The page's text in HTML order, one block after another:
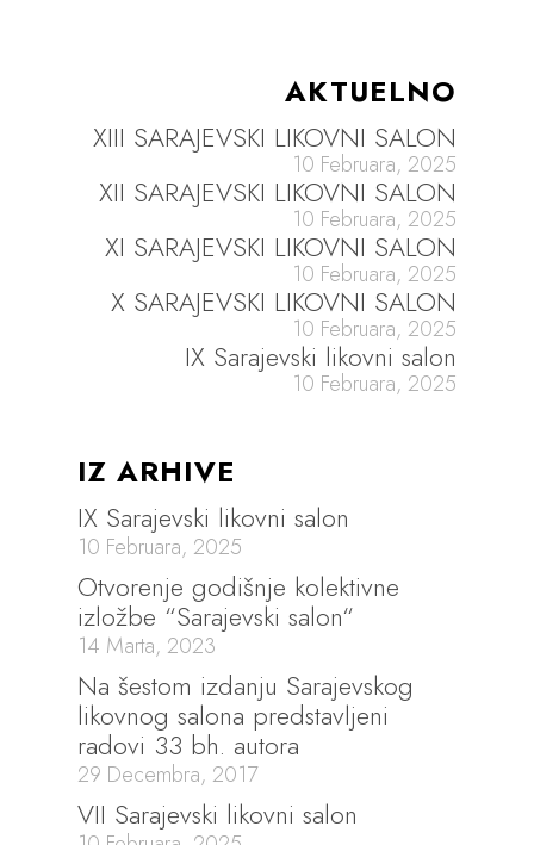
AKTUELNO
XIII SARAJEVSKI LIKOVNI SALON
10 Februara, 2025
XII SARAJEVSKI LIKOVNI SALON
10 Februara, 2025
XI SARAJEVSKI LIKOVNI SALON
10 Februara, 2025
X SARAJEVSKI LIKOVNI SALON
10 Februara, 2025
IX Sarajevski likovni salon
10 Februara, 2025
IZ ARHIVE
IX Sarajevski likovni salon
10 Februara, 2025
Otvorenje godišnje kolektivne
izložbe “Sarajevski salon“
14 Marta, 2023
Na šestom izdanju Sarajevskog
likovnog salona predstavljeni
radovi 33 bh. autora
29 Decembra, 2017
VII Sarajevski likovni salon